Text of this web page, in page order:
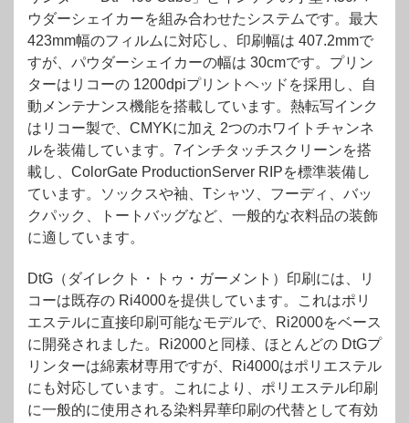
ウダーシェイカーを組み合わせたシステムです。最大
423mm幅のフィルムに対応し、印刷幅は 407.2mmで
すが、パウダーシェイカーの幅は 30cmです。プリン
ターはリコーの 1200dpiプリントヘッドを採用し、自
動メンテナンス機能を搭載しています。熱転写インク
はリコー製で、CMYKに加え 2つのホワイトチャンネ
ルを装備しています。7インチタッチスクリーンを搭
載し、ColorGate ProductionServer RIPを標準装備し
ています。ソックスや袖、Tシャツ、フーディ、バッ
クパック、トートバッグなど、一般的な衣料品の装飾
に適しています。
DtG（ダイレクト・トゥ・ガーメント）印刷には、リ
コーは既存の Ri4000を提供しています。これはポリ
エステルに直接印刷可能なモデルで、Ri2000をベース
に開発されました。Ri2000と同様、ほとんどの DtGプ
リンターは綿素材専用ですが、Ri4000はポリエステル
にも対応しています。これにより、ポリエステル印刷
に一般的に使用される染料昇華印刷の代替として有効